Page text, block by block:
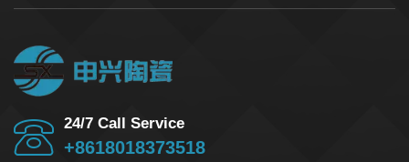
24/7 Call Service
+8618018373518